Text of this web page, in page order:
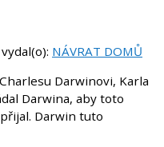
vydal(o): NÁVRAT DOMŮ
Darwinovi, Karla
Darwina, aby toto
Darwin tuto